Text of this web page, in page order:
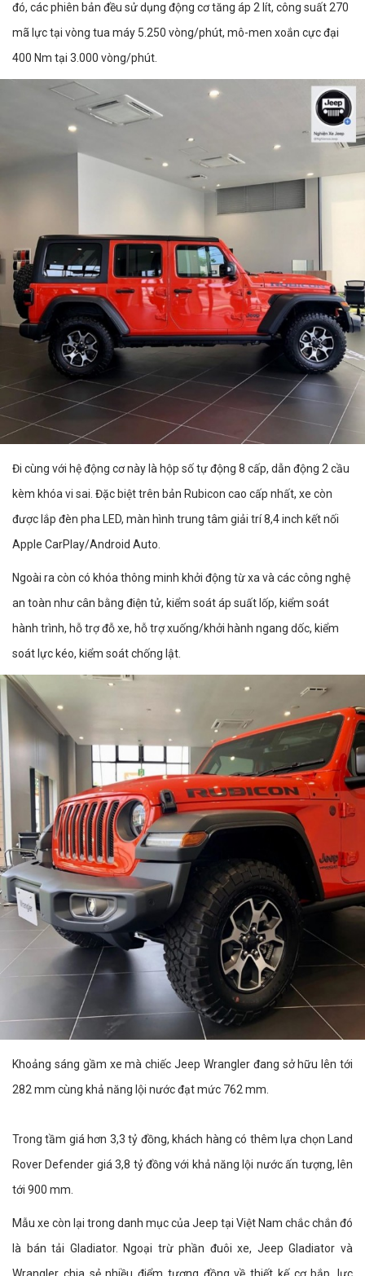
đó, các phiên bản đều sử dụng động cơ tăng áp 2 lít, công suất 270
mã lực tại vòng tua máy 5.250 vòng/phút, mô-men xoắn cực đại
400 Nm tại 3.000 vòng/phút.
Đi cùng với hệ động cơ này là hộp số tự động 8 cấp, dẫn động 2 cầu
kèm khóa vi sai. Đặc biệt trên bản Rubicon cao cấp nhất, xe còn
được lắp đèn pha LED, màn hình trung tâm giải trí 8,4 inch kết nối
Apple CarPlay/Android Auto.
Ngoài ra còn có khóa thông minh khởi động từ xa và các công nghệ
an toàn như cân bằng điện tử, kiểm soát áp suất lốp, kiểm soát
hành trình, hỗ trợ đỗ xe, hỗ trợ xuống/khởi hành ngang dốc, kiểm
soát lực kéo, kiểm soát chống lật.
Khoảng sáng gầm xe mà chiếc Jeep Wrangler đang sở hữu lên tới
282 mm cùng khả năng lội nước đạt mức 762 mm.
Trong tầm giá hơn 3,3 tỷ đồng, khách hàng có thêm lựa chọn Land
Rover Defender giá 3,8 tỷ đồng với khả năng lội nước ấn tượng, lên
tới 900 mm.
Mẫu xe còn lại trong danh mục của Jeep tại Việt Nam chắc chắn đó
là bán tải Gladiator. Ngoại trừ phần đuôi xe, Jeep Gladiator và